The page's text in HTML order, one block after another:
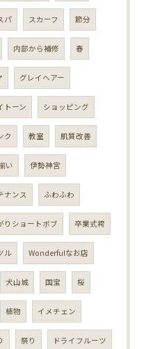
パ スカーフ 節分
内部から補修 春
グレイヘアー
トーン ショッピング
ク 教室 肌質改善
い 伊勢神宮
ナンス ふわふわ
りショートボブ 卒業式袴
ル Wonderfulなお店
犬山城 国宝 桜
植物 イメチェン
祭り ドライフルーツ